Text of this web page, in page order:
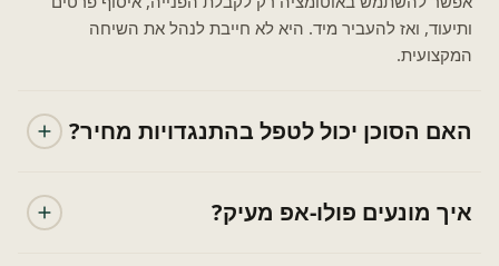
ותיעוד, ואז להעביר מיד. היא לא חייבת לנהל את השיחה
המקצועית.
האם הסוכן יכול לטפל בהתנגדויות מחיר?
איך מונעים פולו-אפ מעיק?